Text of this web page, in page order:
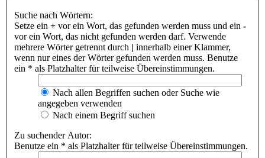
Suche nach Wörtern:
Setze ein + vor ein Wort, das gefunden werden muss und ein -
vor ein Wort, das nicht gefunden werden darf. Verwende
mehrere Wörter getrennt durch | innerhalb einer Klammer,
wenn nur eines der Wörter gefunden werden muss. Benutze
ein * als Platzhalter für teilweise Übereinstimmungen.
Nach allen Begriffen suchen oder Suche wie
angegeben verwenden
Nach einem Begriff suchen
Zu suchender Autor:
Benutze ein * als Platzhalter für teilweise Übereinstimmungen.